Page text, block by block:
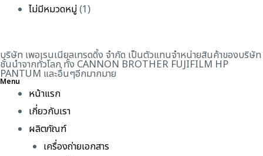
ไม่มีหมวดหมู่ (1)
บริษัท เพอเรนเนียลเทรดดิ้ง จำกัด เป็นตัวแทนจำหน่ายสินค้าของบริษัท
ชั้นนำจากทั่วโลก ทั้ง CANNON BROTHER FUJIFILM HP
PANTUM และอื่นๆอีกมากมาย
Menu
หน้าแรก
เกี่ยวกับเรา
ผลิตภัณฑ์
เครื่องถ่ายเอกสาร